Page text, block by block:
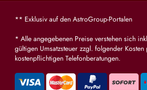
** Exklusiv auf den AstroGroup-Portalen
* Alle angegebenen Preise verstehen sich
gültigen Umsatzsteuer zzgl. folgender
kostenpflichtigen Telefonberatungen.